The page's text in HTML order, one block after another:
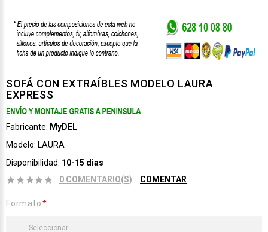
SOFÁ CON EXTRAÍBLES MODELO LAURA
EXPRESS
Fabricante: MyDEL
Modelo: LAURA
Disponibilidad: 10-15 dias
0 COMENTARIO(S)
COMENTAR
Formato